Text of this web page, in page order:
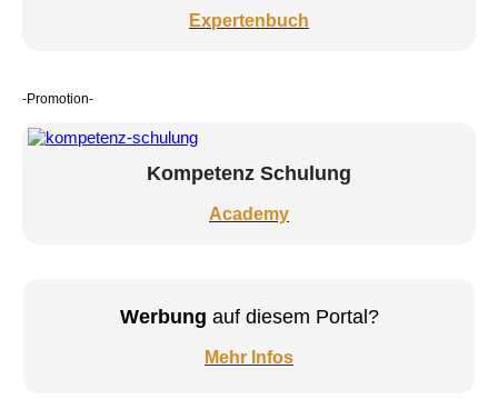
Expertenbuch
-Promotion-
Kompetenz Schulung
Academy
Werbung auf diesem Portal?
Mehr Infos